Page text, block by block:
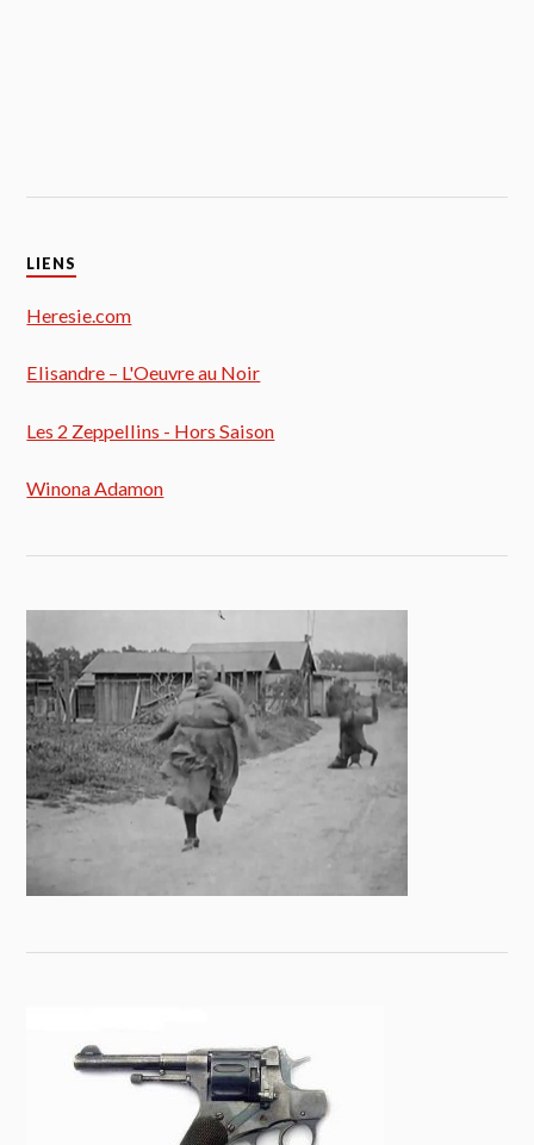
LIENS
Heresie.com
Elisandre – L'Oeuvre au Noir
Les 2 Zeppellins - Hors Saison
Winona Adamon